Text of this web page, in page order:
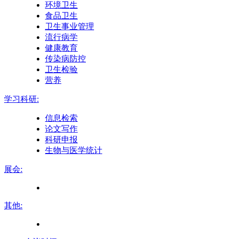
环境卫生
食品卫生
卫生事业管理
流行病学
健康教育
传染病防控
卫生检验
营养
学习科研:
信息检索
论文写作
科研申报
生物与医学统计
展会:
其他: